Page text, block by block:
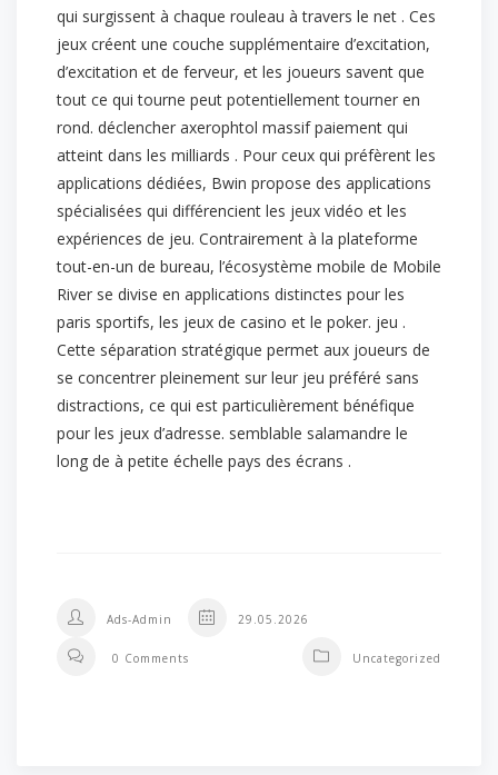
qui surgissent à chaque rouleau à travers le net . Ces
jeux créent une couche supplémentaire d’excitation,
d’excitation et de ferveur, et les joueurs savent que
tout ce qui tourne peut potentiellement tourner en
rond. déclencher axerophtol massif paiement qui
atteint dans les milliards . Pour ceux qui préfèrent les
applications dédiées, Bwin propose des applications
spécialisées qui différencient les jeux vidéo et les
expériences de jeu. Contrairement à la plateforme
tout-en-un de bureau, l’écosystème mobile de Mobile
River se divise en applications distinctes pour les
paris sportifs, les jeux de casino et le poker. jeu .
Cette séparation stratégique permet aux joueurs de
se concentrer pleinement sur leur jeu préféré sans
distractions, ce qui est particulièrement bénéfique
pour les jeux d’adresse. semblable salamandre le
long de à petite échelle pays des écrans .
Ads-Admin 29.05.2026
Uncategorized
0 Comments